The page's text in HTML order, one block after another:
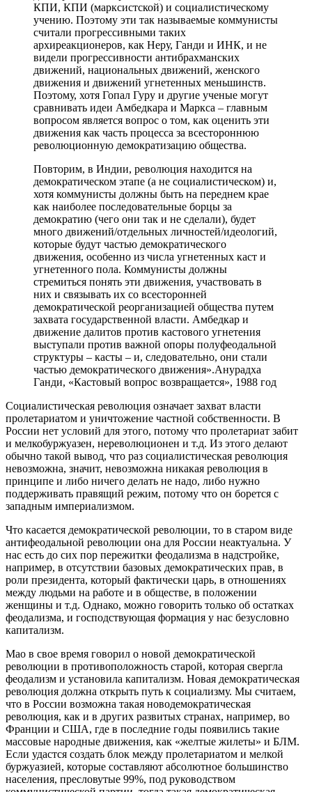
КПИ, КПИ (марксистской) и социалистическому
учению. Поэтому эти так называемые коммунисты
считали прогрессивными таких
архиреакционеров, как Неру, Ганди и ИНК, и не
видели прогрессивности антибрахманских
движений, национальных движений, женского
движения и движений угнетенных меньшинств.
Поэтому, хотя Гопал Гуру и другие ученые могут
сравнивать идеи Амбедкара и Маркса – главным
вопросом является вопрос о том, как оценить эти
движения как часть процесса за всестороннюю
революционную демократизацию общества.
Повторим, в Индии, революция находится на
демократическом этапе (а не социалистическом) и,
хотя коммунисты должны быть на переднем крае
как наиболее последовательные борцы за
демократию (чего они так и не сделали), будет
много движений/отдельных личностей/идеологий,
которые будут частью демократического
движения, особенно из числа угнетенных каст и
угнетенного пола. Коммунисты должны
стремиться понять эти движения, участвовать в
них и связывать их со всесторонней
демократической реорганизацией общества путем
захвата государственной власти. Амбедкар и
движение далитов против кастового угнетения
выступали против важной опоры полуфеодальной
структуры – касты – и, следовательно, они стали
частью демократического движения».Анурадха
Ганди, «Кастовый вопрос возвращается», 1988 год
Социалистическая революция означает захват власти
пролетариатом и уничтожение частной собственности. В
России нет условий для этого, потому что пролетариат забит
и мелкобуржуазен, нереволюционен и т.д. Из этого делают
обычно такой вывод, что раз социалистическая революция
невозможна, значит, невозможна никакая революция в
принципе и либо ничего делать не надо, либо нужно
поддерживать правящий режим, потому что он борется с
западным империализмом.
Что касается демократической революции, то в старом виде
антифеодальной революции она для России неактуальна. У
нас есть до сих пор пережитки феодализма в надстройке,
например, в отсутствии базовых демократических прав, в
роли президента, который фактически царь, в отношениях
между людьми на работе и в обществе, в положении
женщины и т.д. Однако, можно говорить только об остатках
феодализма, и господствующая формация у нас безусловно
капитализм.
Мао в свое время говорил о новой демократической
революции в противоположность старой, которая свергла
феодализм и установила капитализм. Новая демократическая
революция должна открыть путь к социализму. Мы считаем,
что в России возможна такая новодемократическая
революция, как и в других развитых странах, например, во
Франции и США, где в последние годы появились такие
массовые народные движения, как «желтые жилеты» и БЛМ.
Если удастся создать блок между пролетариатом и мелкой
буржуазией, которые составляют абсолютное большинство
населения, пресловутые 99%, под руководством